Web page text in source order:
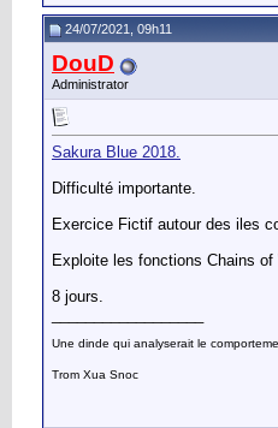
24/07/2021, 09h11
DouD
Administrator
Sakura Blue 2018.
Difficulté importante.
Exercice Fictif autour des iles
Exploite les fonctions Chains
8 jours.
Une dinde qui analyserait le
Trom Xua Snoc